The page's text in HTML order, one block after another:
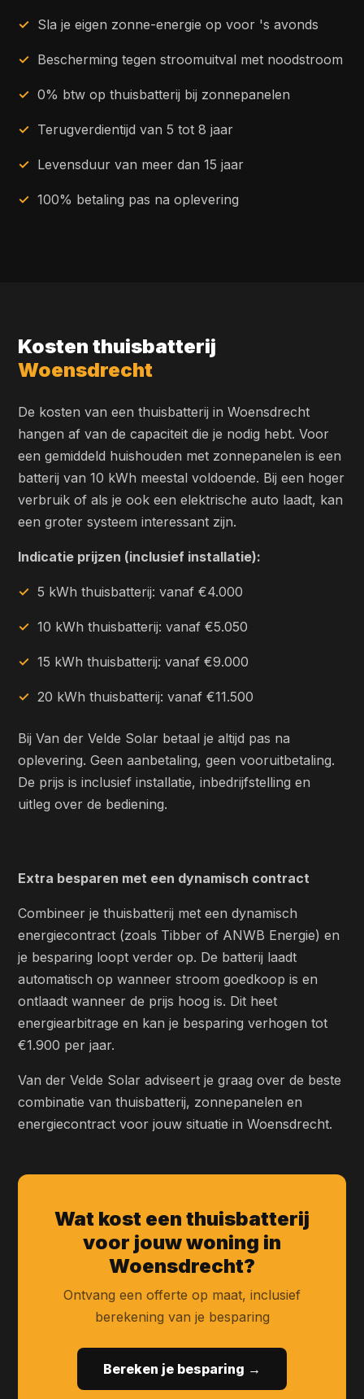
Sla je eigen zonne-energie op voor 's avonds
Bescherming tegen stroomuitval met noodstroom
0% btw op thuisbatterij bij zonnepanelen
Terugverdientijd van 5 tot 8 jaar
Levensduur van meer dan 15 jaar
100% betaling pas na oplevering
Kosten thuisbatterij
Woensdrecht
De kosten van een thuisbatterij in Woensdrecht
hangen af van de capaciteit die je nodig hebt. Voor
een gemiddeld huishouden met zonnepanelen is een
batterij van 10 kWh meestal voldoende. Bij een hoger
verbruik of als je ook een elektrische auto laadt, kan
een groter systeem interessant zijn.
Indicatie prijzen (inclusief installatie):
5 kWh thuisbatterij: vanaf €4.000
10 kWh thuisbatterij: vanaf €5.050
15 kWh thuisbatterij: vanaf €9.000
20 kWh thuisbatterij: vanaf €11.500
Bij Van der Velde Solar betaal je altijd pas na
oplevering. Geen aanbetaling, geen vooruitbetaling.
De prijs is inclusief installatie, inbedrijfstelling en
uitleg over de bediening.
Extra besparen met een dynamisch contract
Combineer je thuisbatterij met een dynamisch
energiecontract (zoals Tibber of ANWB Energie) en
je besparing loopt verder op. De batterij laadt
automatisch op wanneer stroom goedkoop is en
ontlaadt wanneer de prijs hoog is. Dit heet
energiearbitrage en kan je besparing verhogen tot
€1.900 per jaar.
Van der Velde Solar adviseert je graag over de beste
combinatie van thuisbatterij, zonnepanelen en
energiecontract voor jouw situatie in Woensdrecht.
Wat kost een thuisbatterij
voor jouw woning in
Woensdrecht?
Ontvang een offerte op maat, inclusief
berekening van je besparing
Bereken je besparing →